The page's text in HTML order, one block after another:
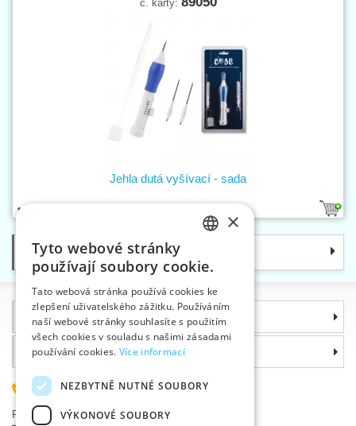
č. karty:
Jehla dutá vyšívací - sada
Kategorie
Informace
Proč si zvolit právě nás
585 051 217
Plzeňská 868, 783 91 Uničov, Česká republika
ENGLISH
GERMAN
×
Tyto webové stránky
používají soubory cookie.
Tato webová stránka používá cookies ke
zlepšení uživatelského zážitku. Používáním
naší webové stránky souhlasíte s použitím
všech cookies v souladu s našimi zásadami
používání cookies. Více informací
NEZBYTNĚ NUTNÉ SOUBORY
VÝKONOVÉ SOUBORY